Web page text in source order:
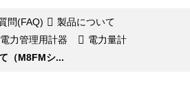
問(FAQ)
製品について
電力管理用計器
電力量計
（M8FMシ...